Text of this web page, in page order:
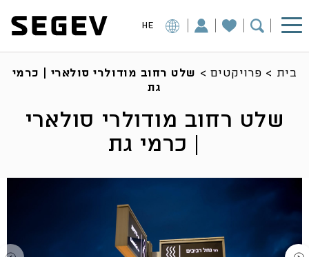
HE
בית > פרויקטים > שלט רחוב מודולרי סולארי | כרמי
גת
שלט רחוב מודולרי סולארי
| כרמי גת